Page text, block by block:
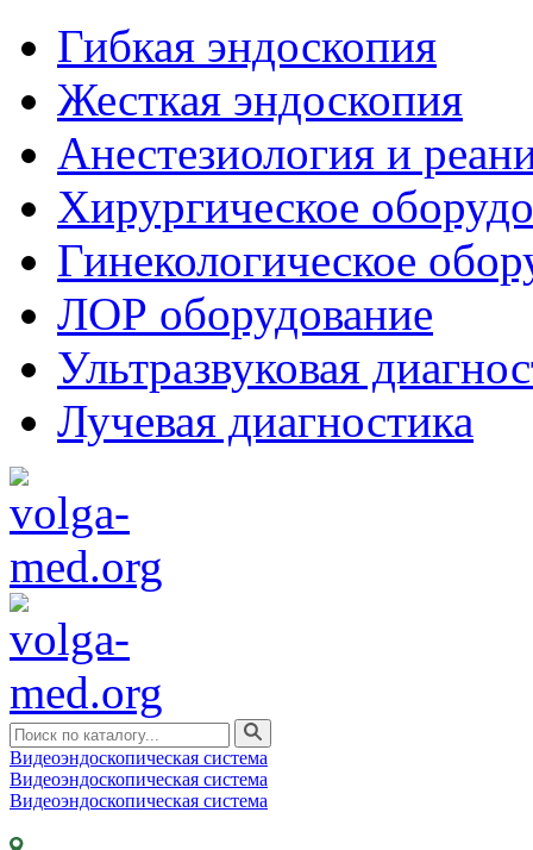
Гибкая эндоскопия
Жесткая эндоскопия
Анестезиология и
Хирургическое
Гинекологическое
ЛОР оборудование
Ультразвуковая
Лучевая диагностика
Видеоэндоскопическая система
Видеоэндоскопическая система
Видеоэндоскопическая система